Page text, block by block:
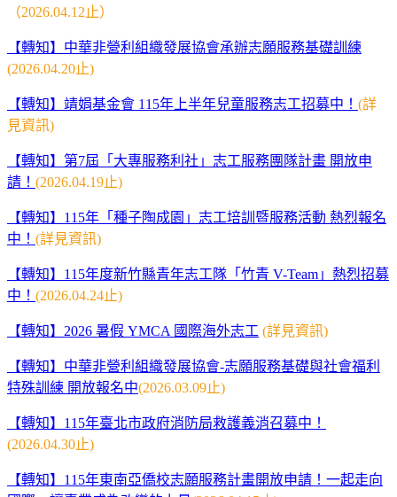
（2026.04.12止）
【轉知】中華非營利組織發展協會承辦志願服務基礎訓練
(2026.04.20止)
【轉知】靖娟基金會 115年上半年兒童服務志工招募中！ (詳
見資訊)
【轉知】第7屆「大專服務利社」志工服務團隊計畫 開放申
請！ (2026.04.19止)
【轉知】115年「種子陶成園」志工培訓暨服務活動 熱烈報名
中！ (詳見資訊)
【轉知】115年度新竹縣青年志工隊「竹青 V-Team」熱烈招募
中！ (2026.04.24止)
【轉知】2026 暑假 YMCA 國際海外志工 (詳見資訊)
【轉知】中華非營利組織發展協會-志願服務基礎與社會福利
特殊訓練 開放報名中(2026.03.09止)
【轉知】115年臺北市政府消防局救護義消召募中！
(2026.04.30止)
【轉知】115年東南亞僑校志願服務計畫開放申請！一起走向